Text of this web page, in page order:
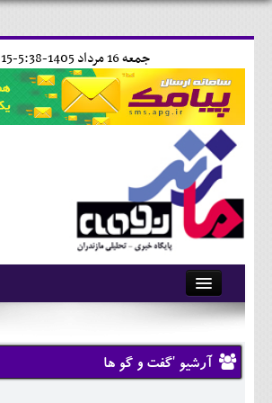
15 فردينه ماه 1538 تبری جمعه 16 مرداد 1405-5:38-
آرشیو
تماس با ما
وبلاگ
آرشیو 'گفت و گو ها